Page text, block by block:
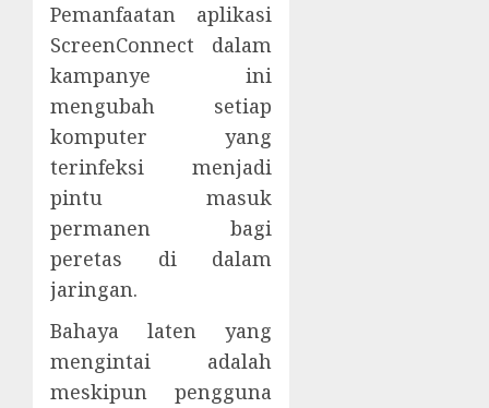
Pemanfaatan aplikasi
ScreenConnect dalam
kampanye ini
mengubah setiap
komputer yang
terinfeksi menjadi
pintu masuk
permanen bagi
peretas di dalam
jaringan.
Bahaya laten yang
mengintai adalah
meskipun pengguna